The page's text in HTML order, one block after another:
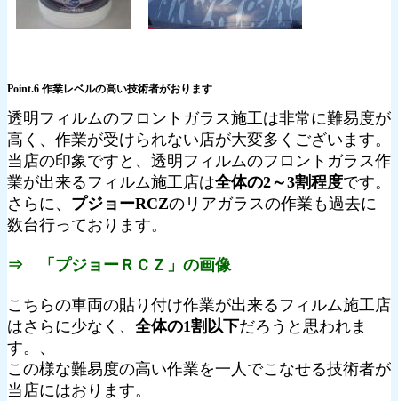
Point.6 作業レベルの高い技術者がおります
透明フィルムのフロントガラス施工は非常に難易度が
高く、作業が受けられない店が大変多くございます。
当店の印象ですと、透明フィルムのフロントガラス作
業が出来るフィルム施工店は全体の2～3割程度です。
さらに、 プジョーRCZのリアガラスの作業も過去に
数台行っております。
⇒ 「プジョーＲＣＺ」の画像
こちらの車両の貼り付け作業が出来るフィルム施工店
はさらに少なく、 全体の1割以下だろうと思われま
す。、
この様な難易度の高い作業を一人でこなせる技術者が
当店にはおります。